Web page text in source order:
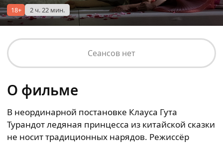
18+ 2 ч. 22 мин.
Сеансов нет
О фильме
В неординарной постановке Клауса Гута
Турандот ледяная принцесса из китайской сказки
не носит традиционных нарядов. Режиссёр